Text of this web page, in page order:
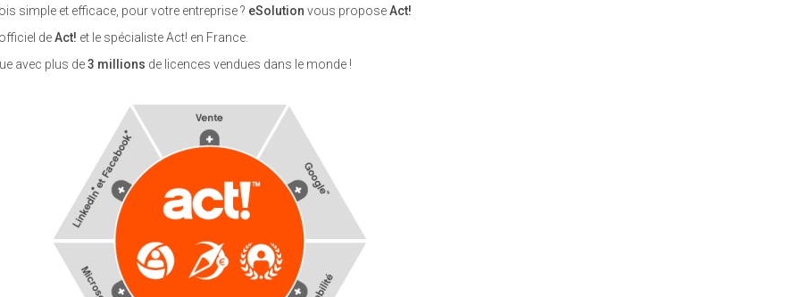
simple et efficace, pour votre entreprise ? eSolution vous proposeAct!
deAct! et le spécialiste Act! en France.
avec plus de3 millions de licences vendues dans le monde !